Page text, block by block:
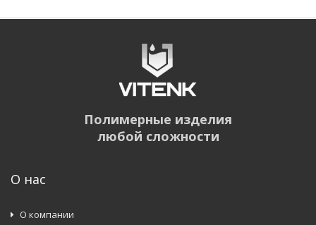
Полимерные изделия
любой сложности
О нас
О компании